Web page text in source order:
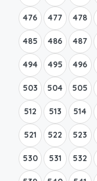
476 477 478
485 486 487
494 495 496
503 504 505
512 513 514
521 522 523
530 531 532